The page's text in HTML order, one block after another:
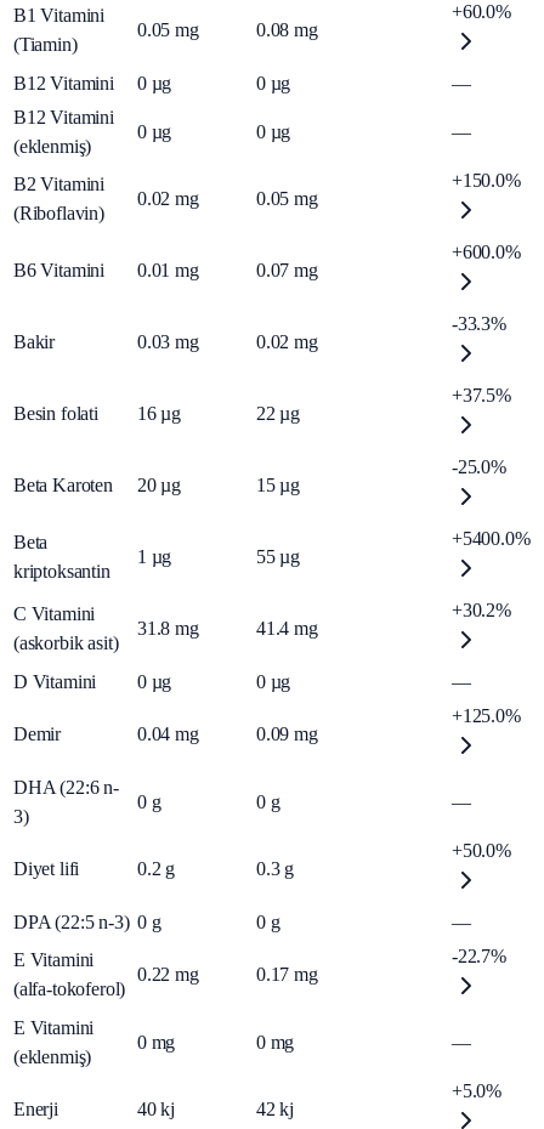
B1 Vitamini
(Tiamin)
0.05 mg 0.08 mg
+60.0%
B12 Vitamini 0 µg 0 µg
—
B12 Vitamini
(eklenmiş)
0 µg 0 µg —
B2 Vitamini
(Riboflavin)
0.02 mg 0.05 mg
+150.0%
B6 Vitamini 0.01 mg 0.07 mg
+600.0%
Bakir 0.03 mg 0.02 mg
-33.3%
Besin folati 16 µg 22 µg
+37.5%
Beta Karoten 20 µg 15 µg
-25.0%
Beta
kriptoksantin
1 µg 55 µg
+5400.0%
C Vitamini
(askorbik asit)
31.8 mg 41.4 mg
+30.2%
D Vitamini 0 µg 0 µg —
Demir 0.04 mg 0.09 mg
+125.0%
DHA (22:6 n-
3)
0 g 0 g —
Diyet lifi 0.2 g 0.3 g
+50.0%
DPA (22:5 n-3) 0 g 0 g
—
E Vitamini
(alfa-tokoferol)
0.22 mg 0.17 mg
-22.7%
E Vitamini
(eklenmiş)
0 mg 0 mg —
Enerji 40 kj 42 kj
+5.0%